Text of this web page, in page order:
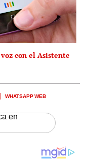
con el Asistente
WHATSAPP WEB
en